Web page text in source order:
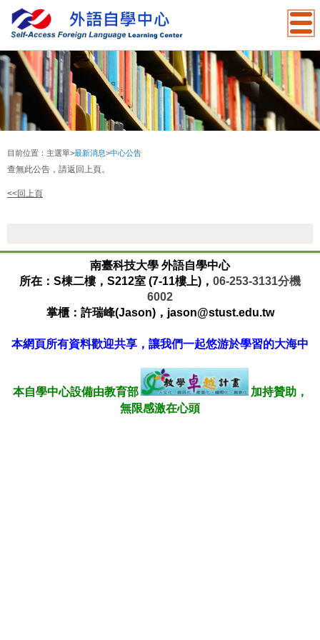
目前位置： 主選單>最新消息>中心公告
查無此公告，請返回上頁。
<<回上頁
南臺科技大學 外語自學中心
所在：S棟二樓，S212室 (7-11樓上)， 06-253-3131分機
6002
掌櫃：許瑞峰(Jason)，jason@stust.edu.tw
本網頁所有資料歡迎共享，讓我們一起悠游於學習的大海中
本自學中心設備由教育部
加持贊助，
無限感激在心頭